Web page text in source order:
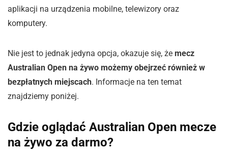
aplikacji na urządzenia mobilne, telewizory oraz
komputery.
Nie jest to jednak jedyna opcja, okazuje się, że mecz
Australian Open na żywo możemy obejrzeć również w
bezpłatnych miejscach. Informacje na ten temat
znajdziemy poniżej.
Gdzie oglądać Australian Open mecze
na żywo za darmo?